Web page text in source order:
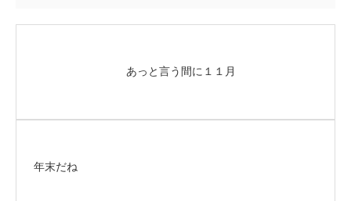
あっと言う間に１１月
年末だね